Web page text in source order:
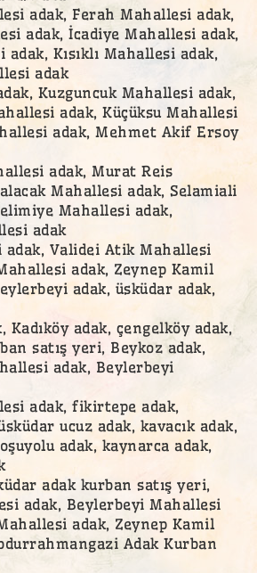
adak, Ferah Mahallesi adak,
adak, İcadiye Mahallesi adak,
Kısıklı Mahallesi adak,
adak
Kuzguncuk Mahallesi adak,
adak, Küçüksu Mahallesi
adak, Mehmet Akif Ersoy
adak, Murat Reis
Mahallesi adak, Selamiali
Mahallesi adak,
adak
Validei Atik Mahallesi
adak, Zeynep Kamil
adak, üsküdar adak,
Kadıköy adak, çengelköy adak,
satış yeri, Beykoz adak,
adak, Beylerbeyi
adak, fikirtepe adak,
ucuz adak, kavacık adak,
adak, kaynarca adak,
adak kurban satış yeri,
adak, Beylerbeyi Mahallesi
adak, Zeynep Kamil
Adak Kurban